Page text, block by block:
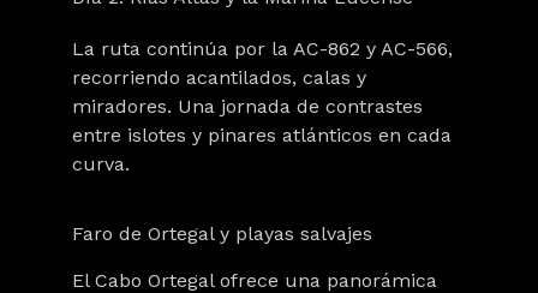
La ruta continúa por la AC-862 y AC-566,
recorriendo acantilados, calas y
miradores. Una jornada de contrastes
entre islotes y pinares atlánticos en cada
curva.
Faro de Ortegal y playas salvajes
El Cabo Ortegal ofrece una panorámica